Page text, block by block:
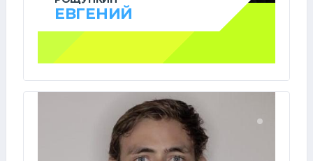
ЕВГЕНИЙ